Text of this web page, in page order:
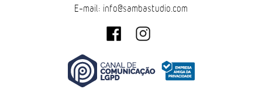
E-mail: info@sambastudio.com